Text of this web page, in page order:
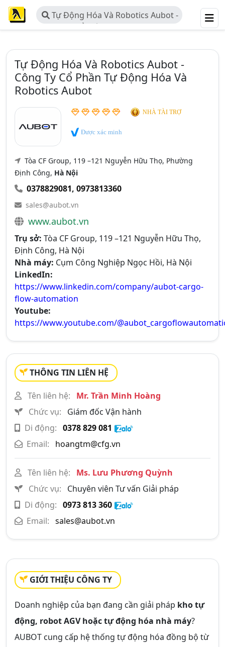
Tự Động Hóa Và Robotics Aubot -
Công Ty Cổ Phần Tự Động Hóa Và
Tự Động Hóa Và Robotics Aubot -
Công Ty Cổ Phần Tự Động Hóa Và
Robotics Aubot
NHÀ TÀI TRỢ
Được xác minh
Tòa CF Group, 119 –121 Nguyễn Hữu Thọ, Phường
Định Công, Hà Nội
0378829081, 0973813360
sales@aubot.vn
www.aubot.vn
Trụ sở: Tòa CF Group, 119 –121 Nguyễn Hữu Thọ,
Định Công, Hà Nội
Nhà máy: Cụm Công Nghiệp Ngọc Hồi, Hà Nội
LinkedIn:
https://www.linkedin.com/company/aubot-cargo-
flow-automation
Youtube:
https://www.youtube.com/
THÔNG TIN LIÊN HỆ
Tên liên hệ:
Mr. Trần Minh Hoàng
Chức vụ:
Giám đốc Vận hành
Di động: 0378 829 081
Email:
hoangtm@cfg.vn
Tên liên hệ:
Ms. Lưu Phương Quỳnh
Chức vụ:
Chuyên viên Tư vấn Giải pháp
Di động: 0973 813 360
Email: sales@aubot.vn
GIỚI THIỆU CÔNG TY
Doanh nghiệp của bạn đang cần giải pháp kho tự
động, robot AGV hoặc tự động hóa nhà máy?
AUBOT cung cấp hệ thống tự động hóa đồng bộ từ